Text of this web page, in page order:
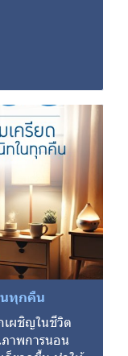
นทุกคืน
เผชิญในชีวิต
าพการนอน